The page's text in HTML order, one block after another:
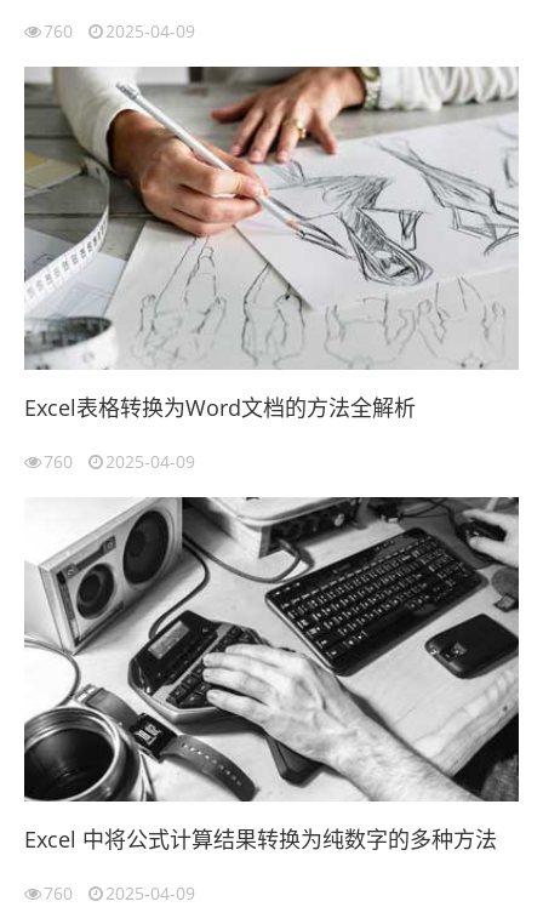
760 2025-04-09
Excel表格转换为Word文档的方法全解析
760 2025-04-09
Excel 中将公式计算结果转换为纯数字的多种方法
760 2025-04-09